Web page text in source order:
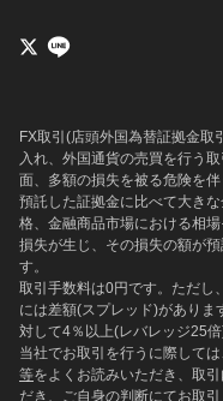
FX取引(店頭外国為替証拠金取
入れ、外国通貨の売買を行う
面、多額の損失を被る危険を伴
預託した証拠金に比べて大き
格、金融商品市場における相
損失が生じ、その損失の額が
す。
取引手数料は0円です。ただし
には差額(スプレッド)があり
対して4％以上(レバレッジ25
当社でお取引を行うに際しては
等をよくお読みいただき、取
だき、ご自身の判断にてお取引